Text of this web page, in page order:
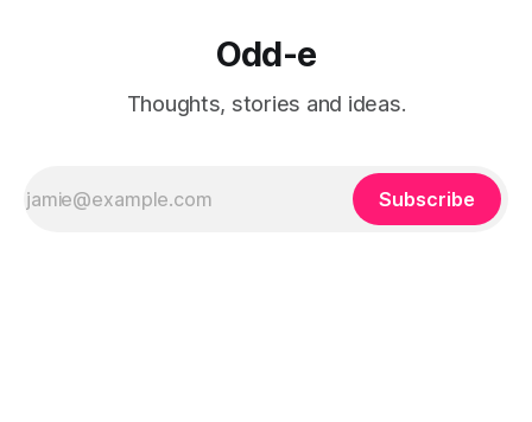
Odd-e
Thoughts, stories and ideas.
Subscribe